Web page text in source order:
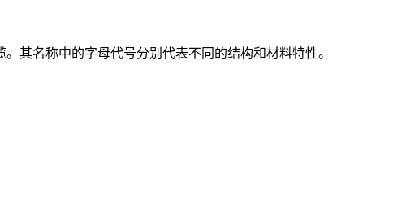
其名称中的字母代号分别代表不同的结构和材料特性。